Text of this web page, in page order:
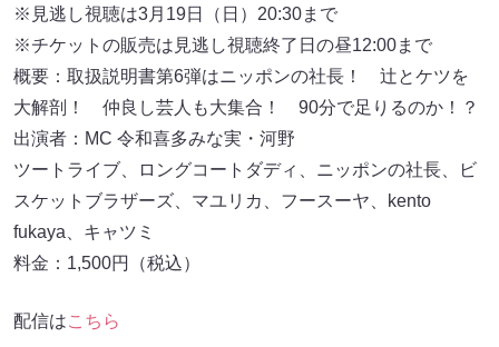
※見逃し視聴は3月19日（日）20:30まで
※チケットの販売は⾒逃し視聴終了⽇の昼12:00まで
概要：取扱説明書第6弾はニッポンの社⻑！ 辻とケツを
⼤解剖！ 仲良し芸⼈も⼤集合！ 90分で⾜りるのか！？
出演者：MC 令和喜多みな実・河野
ツートライブ、ロングコートダディ、ニッポンの社⻑、ビ
スケットブラザーズ、マユリカ、フースーヤ、kento
fukaya、キャツミ
料金：1,500円（税込）
配信はこちら